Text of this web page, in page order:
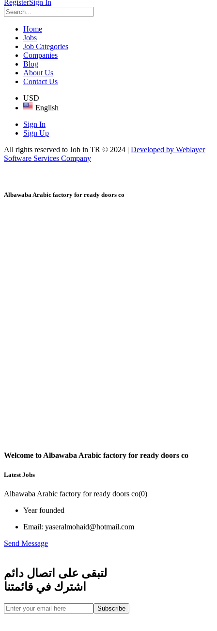
RegisterSign In
Home
Jobs
Job Categories
Companies
Blog
About Us
Contact Us
USD
English
Sign In
Sign Up
All rights reserved to Job in TR © 2024 | Developed by Weblayer
Software Services Company
Albawaba Arabic factory for ready doors co
Welcome to Albawaba Arabic factory for ready doors co
Latest Jobs
Albawaba Arabic factory for ready doors co(0)
Year founded
Email: yaseralmohaid@hotmail.com
Send Message
لتبقى على اتصال دائم
اشترك في قائمتنا
Subscribe